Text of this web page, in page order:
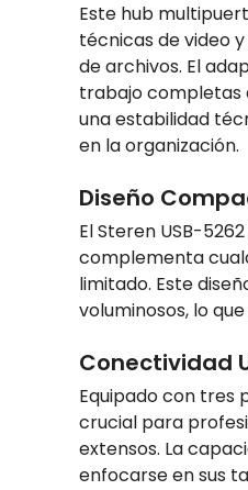
Este hub
técnicas de video
de archivos. El
trabajo completas
una estabilidad
en la organización.
Diseño
El Steren USB-
complementa
limitado. Este
voluminosos, lo
Conectividad
Equipado con tres
crucial para
extensos. La
enfocarse en sus